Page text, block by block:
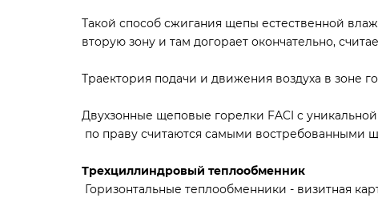
Такой способ сжигания щепы естественной
вторую зону и там догорает окончательно,
Траектория подачи и движения воздуха в зоне
Двухзонные щеповые горелки FACI c
по праву считаются самыми
Трехциллиндровый теплообменник
Горизонтальные теплообменники - визитная